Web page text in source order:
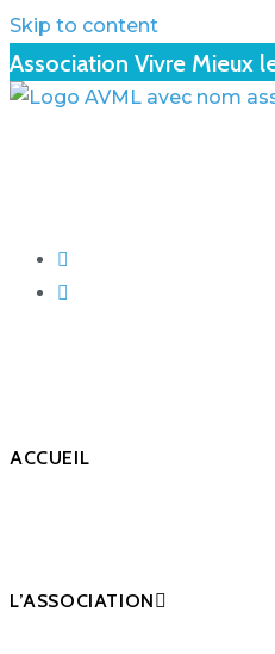
Skip to content
Association Vivre Mieux
ACCUEIL
L’ASSOCIATION